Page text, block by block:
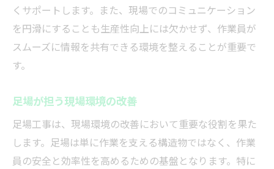
くサポートします。また、現場でのコミュニケーション
を円滑にすることも生産性向上には欠かせず、作業員が
スムーズに情報を共有できる環境を整えることが重要で
す。
足場が担う現場環境の改善
足場工事は、現場環境の改善において重要な役割を果た
します。足場は単に作業を支える構造物ではなく、作業
員の安全と効率性を高めるための基盤となります。特に